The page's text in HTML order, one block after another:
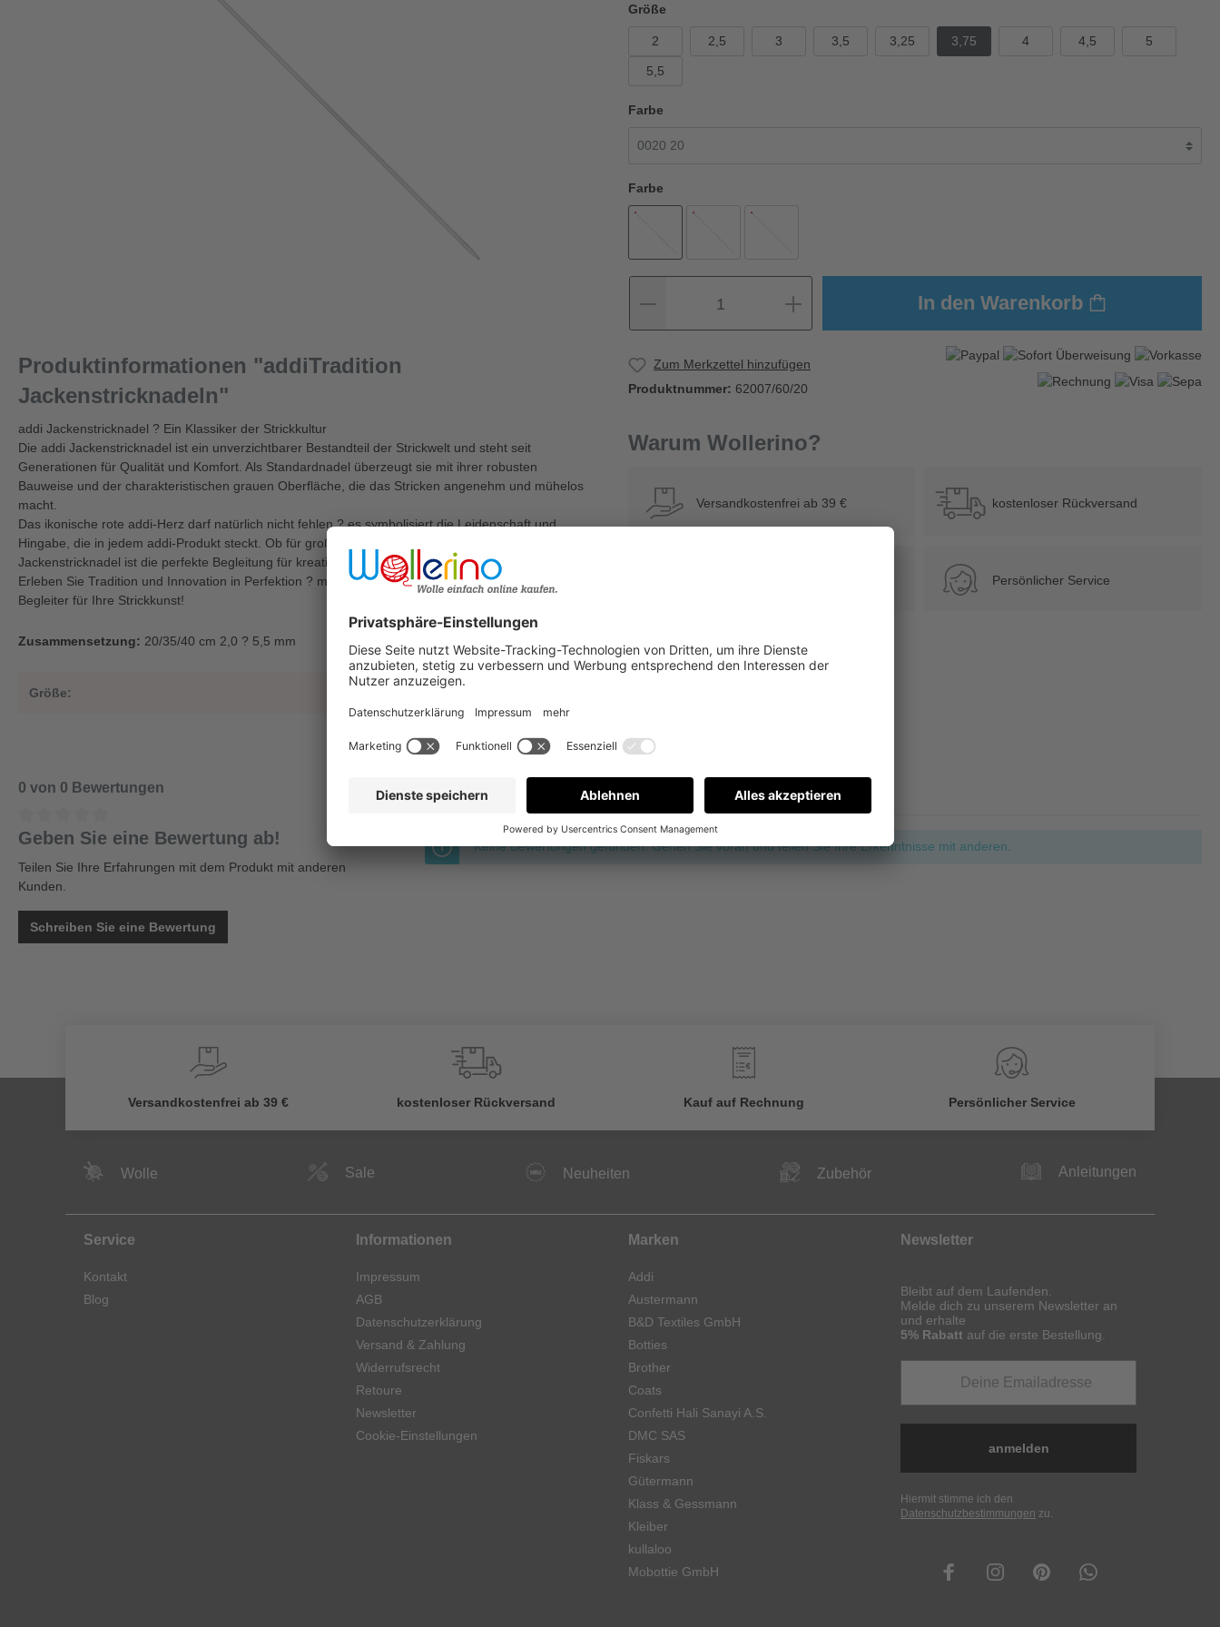
Produktinformationen "addiTradition
Jackenstricknadeln"
addi Jackenstricknadel ? Ein Klassiker der Strickkultur
Die addi Jackenstricknadel ist ein unverzichtbarer Bestandteil der Strickwelt und steht seit
Generationen für Qualität und Komfort. Als Standardnadel überzeugt sie mit ihrer robusten
Bauweise und der charakteristischen grauen Oberfläche, die das Stricken angenehm und mühelos
macht.
Das ikonische rote addi-Herz darf natürlich nicht fehlen ? es symbolisiert die Leidenschaft und
Hingabe, die in jedem addi-Produkt steckt. Ob für große oder kleine Strickprojekte, diese
Jackenstricknadel ist die perfekte Begleitung für kreative Handarbeitsmomente.
Erleben Sie Tradition und Innovation in Perfektion ? mit der addi Jackenstricknadel, einem zeitlosen
Begleiter für Ihre Strickkunst!
Zusammensetzung: 20/35/40 cm 2,0 ? 5,5 mm
Größe:
Größe
2 2,5 3 3,5 3,25 3,75 4 4,5 5
5,5
Farbe
Farbe
1 In den Warenkorb
Zum Merkzettel hinzufügen
Produktnummer: 62007/60/20
Warum Wollerino?
Versandkostenfrei ab 39 € kostenloser Rückversand
Persönlicher Service
0 von 0 Bewertungen
Geben Sie eine Bewertung ab!
Teilen Sie Ihre Erfahrungen mit dem Produkt mit anderen
Kunden.
Schreiben Sie eine Bewertung
Bewertungen nur in der aktuellen Sprache anzeigen.
Keine Bewertungen gefunden. Gehen Sie voran und teilen Sie Ihre Erkenntnisse mit anderen.
Versandkostenfrei ab 39 € kostenloser Rückversand
€
Kauf auf Rechnung Persönlicher Service
Wolle Sale Neuheiten Zubehör Anleitungen
Service
Kontakt
Blog
Informationen
Impressum
AGB
Datenschutzerklärung
Versand & Zahlung
Widerrufsrecht
Retoure
Newsletter
Cookie-Einstellungen
Marken
Addi
Austermann
B&D Textiles GmbH
Botties
Brother
Coats
Confetti Hali Sanayi A.S.
DMC SAS
Fiskars
Gütermann
Klass & Gessmann
Kleiber
kullaloo
Mobottie GmbH
Newsletter
Bleibt auf dem Laufenden.
Melde dich zu unserem Newsletter an
und erhalte
5% Rabatt auf die erste Bestellung.
anmelden
Hiermit stimme ich den
Datenschutzbestimmungen zu.